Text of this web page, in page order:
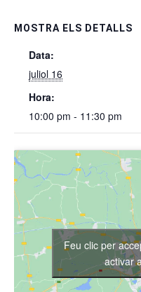
MOSTRA ELS DETALLS
Data:
juliol 16
Hora:
10:00 pm - 11:30 pm
Feu clic per
activar